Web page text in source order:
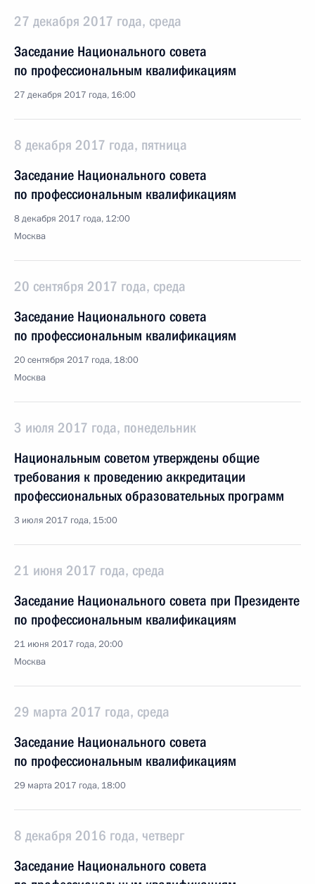
27 декабря 2017 года, среда
Заседание Национального совета
по профессиональным квалификациям
27 декабря 2017 года, 16:00
8 декабря 2017 года, пятница
Заседание Национального совета
по профессиональным квалификациям
8 декабря 2017 года, 12:00
Москва
20 сентября 2017 года, среда
Заседание Национального совета
по профессиональным квалификациям
20 сентября 2017 года, 18:00
Москва
3 июля 2017 года, понедельник
Национальным советом утверждены общие
требования к проведению аккредитации
профессиональных образовательных программ
3 июля 2017 года, 15:00
21 июня 2017 года, среда
Заседание Национального совета при Президенте
по профессиональным квалификациям
21 июня 2017 года, 20:00
Москва
29 марта 2017 года, среда
Заседание Национального совета
по профессиональным квалификациям
29 марта 2017 года, 18:00
8 декабря 2016 года, четверг
Заседание Национального совета